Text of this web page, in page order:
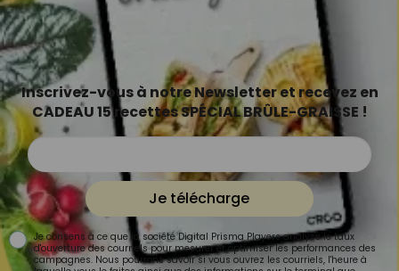
Inscrivez-vous à notre Newsletter et recevez en
CADEAU 15 recettes SPÉCIAL BRÛLE-GRAISSE !
Je télécharge
Je consens à ce que la société Digital Prisma Players analyse le taux
d'ouverture des courriels pour mesurer et optimiser les performances des
campagnes. Nous pourrons savoir si vous ouvrez les courriels, l'heure à